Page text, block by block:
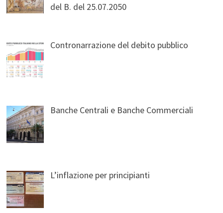
del B. del 25.07.2050
Contronarrazione del debito pubblico
Banche Centrali e Banche Commerciali
L’inflazione per principianti